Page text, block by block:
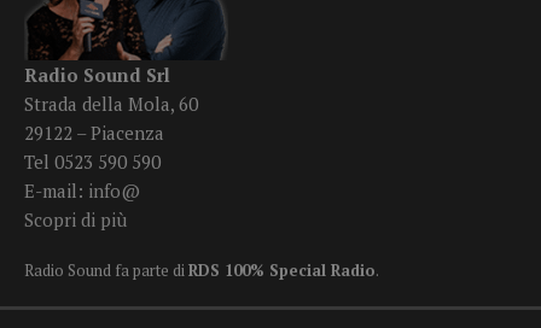
Radio Sound Srl
Strada della Mola, 60
29122 – Piacenza
Tel 0523 590 590
E-mail: info@
Scopri di più
Radio Sound fa parte diRDS 100% Special Radio.